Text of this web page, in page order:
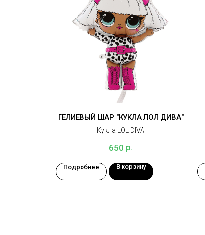
ГЕЛИЕВЫЙ ШАР "КУКЛА ЛОЛ ДИВА"
Кукла LOL DIVA
650 р.
Подробнее В корзину